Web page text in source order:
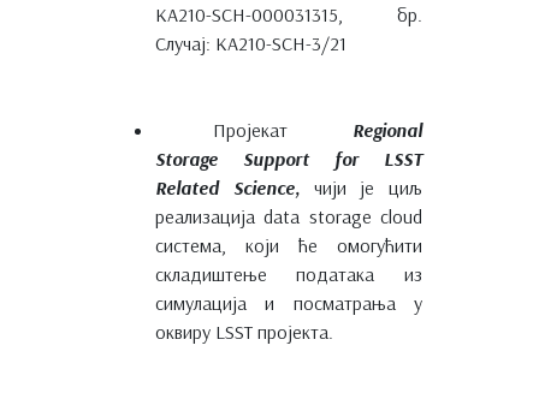
KA210-SCH-000031315, бр.
Случај: KA210-SCH-3/21
Пројекат Regional
Storage Support for LSST
Related Science,чији је циљ
реализација data storage cloud
система, који ће омогућити
складиштење података из
симулација и посматрања у
оквиру LSST пројекта.